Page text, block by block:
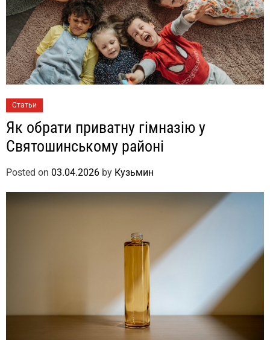
Статьи
Як обрати приватну гімназію у
Святошинському районі
Posted on 03.04.2026 by Кузьмин